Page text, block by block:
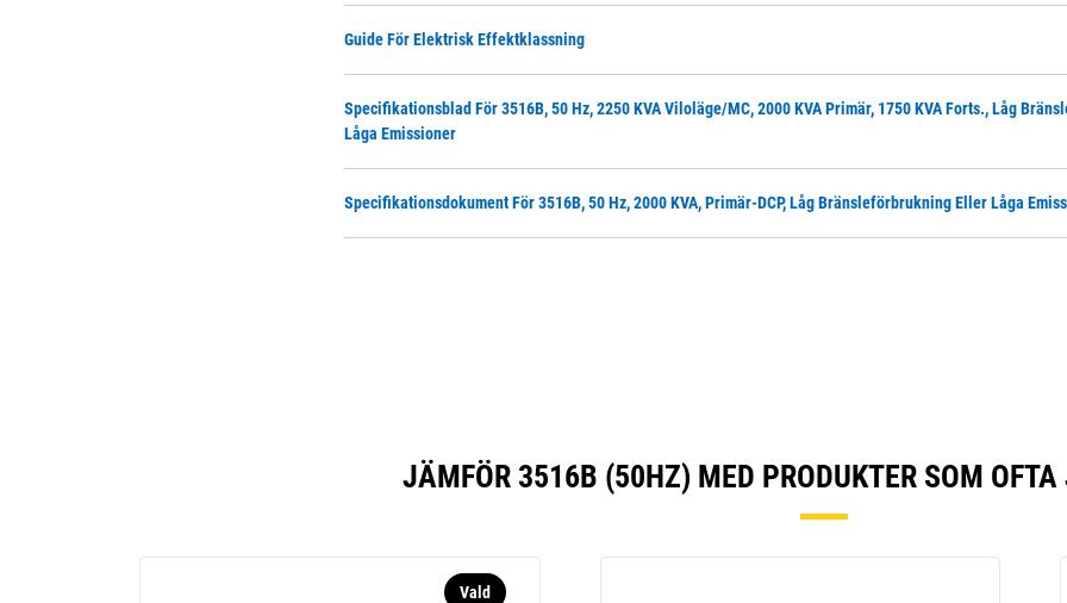
Guide För Elektrisk Effektklassning
Specifikationsblad För 3516B, 50 Hz, 2250 KVA Viloläge/MC, 2000 KVA Primär, 1750 KVA Forts., Låg
Låga Emissioner
Specifikationsdokument För 3516B, 50 Hz, 2000 KVA, Primär-DCP, Låg Bränsleförbrukning Eller Låga
JÄMFÖR 3516B (50HZ) MED PRODUKTER SOM
Vald